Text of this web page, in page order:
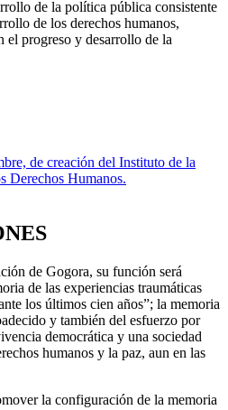
de la política pública consistente
de los derechos humanos,
el progreso y desarrollo de la
de creación del Instituto de la
Derechos Humanos.
de Gogora, su función será
de las experiencias traumáticas
los últimos cien años”; la memoria
y también del esfuerzo por
democrática y una sociedad
humanos y la paz, aun en las
la configuración de la memoria